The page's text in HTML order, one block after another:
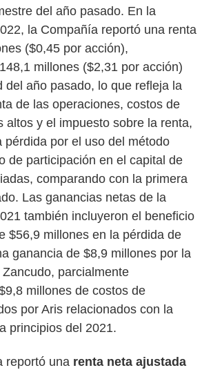
del año pasado. En la
la Compañía reportó una renta
($0,45 por acción),
millones ($2,31 por acción)
del año pasado, lo que refleja la
de las operaciones, costos de
altos y el impuesto sobre la renta,
pérdida por el uso del método
de participación en el capital de
comparando con la primera
Las ganancias netas de la
también incluyeron el beneficio
$56,9 millones en la pérdida de
ganancia de $8,9 millones por la
parcialmente
millones de costos de
por Aris relacionados con la
principios del 2021.
una renta neta ajustada